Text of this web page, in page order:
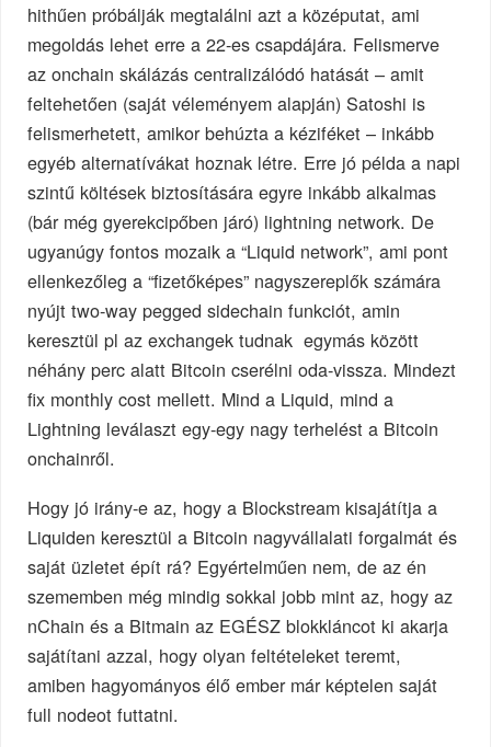
hithűen próbálják megtalálni azt a középutat, ami
megoldás lehet erre a 22-es csapdájára. Felismerve
az onchain skálázás centralizálódó hatását – amit
feltehetően (saját véleményem alapján) Satoshi is
felismerhetett, amikor behúzta a kéziféket – inkább
egyéb alternatívákat hoznak létre. Erre jó példa a napi
szintű költések biztosítására egyre inkább alkalmas
(bár még gyerekcipőben járó) lightning network. De
ugyanúgy fontos mozaik a “Liquid network”, ami pont
ellenkezőleg a “fizetőképes” nagyszereplők számára
nyújt two-way pegged sidechain funkciót, amin
keresztül pl az exchangek tudnak egymás között
néhány perc alatt Bitcoin cserélni oda-vissza. Mindezt
fix monthly cost mellett. Mind a Liquid, mind a
Lightning leválaszt egy-egy nagy terhelést a Bitcoin
onchainről.
Hogy jó irány-e az, hogy a Blockstream kisajátítja a
Liquiden keresztül a Bitcoin nagyvállalati forgalmát és
saját üzletet épít rá? Egyértelműen nem, de az én
szememben még mindig sokkal jobb mint az, hogy az
nChain és a Bitmain az EGÉSZ blokkláncot ki akarja
sajátítani azzal, hogy olyan feltételeket teremt,
amiben hagyományos élő ember már képtelen saját
full nodeot futtatni.